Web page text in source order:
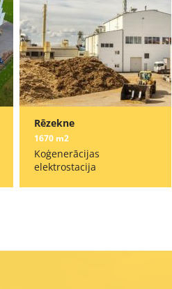
Rēzekne
1670 m2
Koģenerācijas
elektrostacija